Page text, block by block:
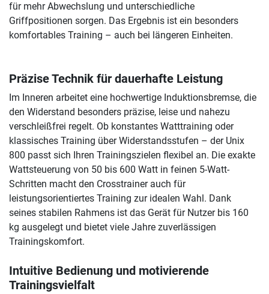
für mehr Abwechslung und unterschiedliche
Griffpositionen sorgen. Das Ergebnis ist ein besonders
komfortables Training – auch bei längeren Einheiten.
Präzise Technik für dauerhafte Leistung
Im Inneren arbeitet eine hochwertige Induktionsbremse, die
den Widerstand besonders präzise, leise und nahezu
verschleißfrei regelt. Ob konstantes Watttraining oder
klassisches Training über Widerstandsstufen – der Unix
800 passt sich Ihren Trainingszielen flexibel an. Die exakte
Wattsteuerung von 50 bis 600 Watt in feinen 5-Watt-
Schritten macht den Crosstrainer auch für
leistungsorientiertes Training zur idealen Wahl. Dank
seines stabilen Rahmens ist das Gerät für Nutzer bis 160
kg ausgelegt und bietet viele Jahre zuverlässigen
Trainingskomfort.
Intuitive Bedienung und motivierende
Trainingsvielfalt